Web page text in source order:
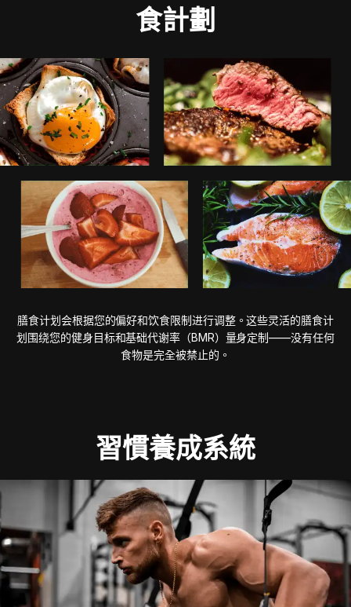
食計劃
膳食计划会根据您的偏好和饮食限制进行调整。这些灵活的膳食计
划围绕您的健身目标和基础代谢率（BMR）量身定制——没有任何
食物是完全被禁止的。
習慣養成系統